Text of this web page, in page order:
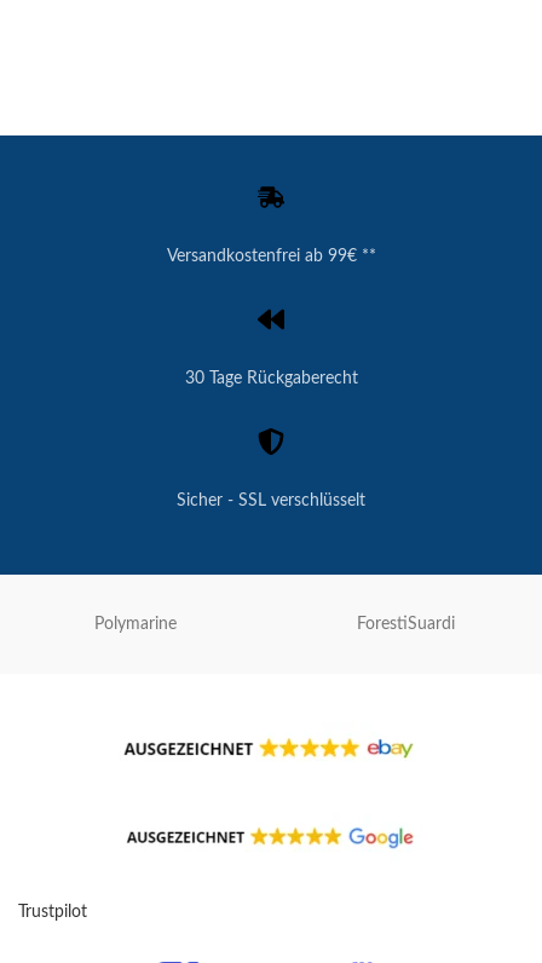
Versandkostenfrei ab 99€ **
30 Tage Rückgaberecht
Sicher - SSL verschlüsselt
Polymarine ForestiSuardi
Trustpilot